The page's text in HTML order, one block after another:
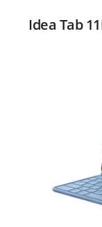
Idea Tab